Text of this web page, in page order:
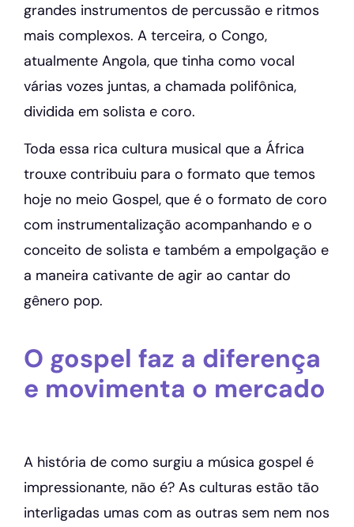
grandes instrumentos de percussão e ritmos
mais complexos. A terceira, o Congo,
atualmente Angola, que tinha como vocal
várias vozes juntas, a chamada polifônica,
dividida em solista e coro.
Toda essa rica cultura musical que a África
trouxe contribuiu para o formato que temos
hoje no meio Gospel, que é o formato de coro
com instrumentalização acompanhando e o
conceito de solista e também a empolgação e
a maneira cativante de agir ao cantar do
gênero pop.
O gospel faz a diferença
e movimenta o mercado
A história de como surgiu a música gospel é
impressionante, não é? As culturas estão tão
interligadas umas com as outras sem nem nos